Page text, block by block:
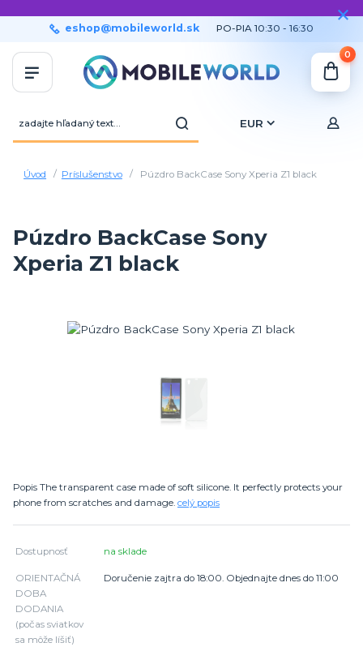
EUR
eshop@mobileworld.sk PO-PIA 10:30 - 16:30
0
Úvod Príslušenstvo Púzdro BackCase Sony Xperia Z1 black
Púzdro BackCase Sony
Xperia Z1 black
Popis The transparent case made of soft silicone. It perfectly protects your
phone from scratches and damage. celý popis
Dostupnosť na sklade
ORIENTAČNÁ
DOBA
DODANIA
(počas sviatkov
sa môže líšiť)
Doručenie zajtra do 18:00. Objednajte dnes do 11:00